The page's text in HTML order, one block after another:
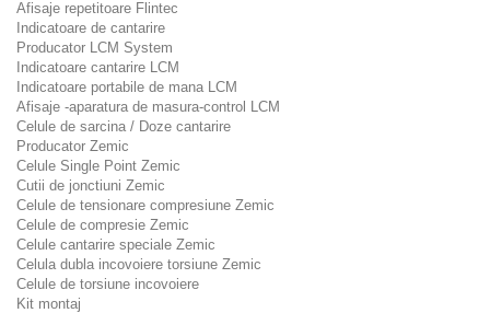
Afisaje repetitoare Flintec
Indicatoare de cantarire
Producator LCM System
Indicatoare cantarire LCM
Indicatoare portabile de mana LCM
Afisaje -aparatura de masura-control LCM
Celule de sarcina / Doze cantarire
Producator Zemic
Celule Single Point Zemic
Cutii de jonctiuni Zemic
Celule de tensionare compresiune Zemic
Celule de compresie Zemic
Celule cantarire speciale Zemic
Celula dubla incovoiere torsiune Zemic
Celule de torsiune incovoiere
Kit montaj